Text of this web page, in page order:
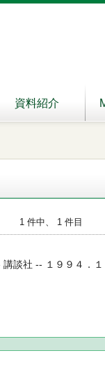
資料紹介
1 件中、 1 件目
談社 -- １９９４．